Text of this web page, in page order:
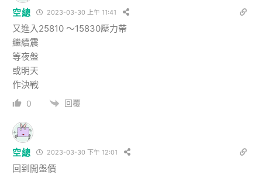
空總 2023-03-30 上午 11:41
又進入25810 ～15830壓力帶
繼續震
等夜盤
或明天
作決戰
0 回覆
空總 2023-03-30 下午 12:01
回到開盤價